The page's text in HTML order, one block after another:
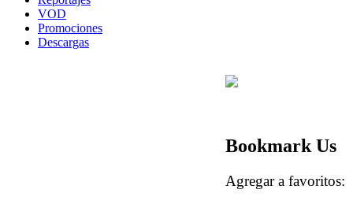
VOD
Promociones
Descargas
Bookmark Us
Agregar a